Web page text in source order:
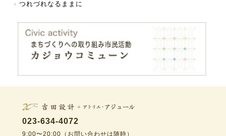
つれづれなるままに
023-634-4072
9:00〜20:00（お問い合わせは随時）